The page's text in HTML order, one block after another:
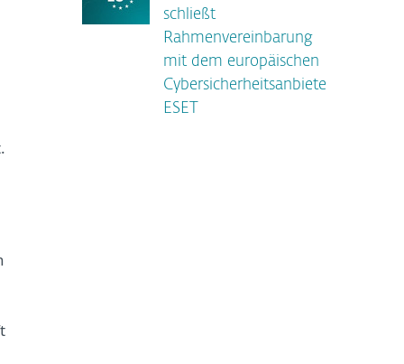
schließt
Rahmenvereinbarung
mit dem europäischen
Cybersicherheitsanbieter
ESET